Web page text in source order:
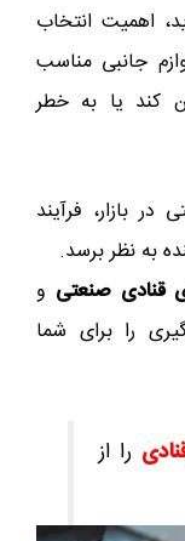
اهمیت انتخاب
جانبی مناسب
کند یا به خطر
بازار، فرآیند
به نظر برسد.
قنادی صنعتی و
را برای شما
را از